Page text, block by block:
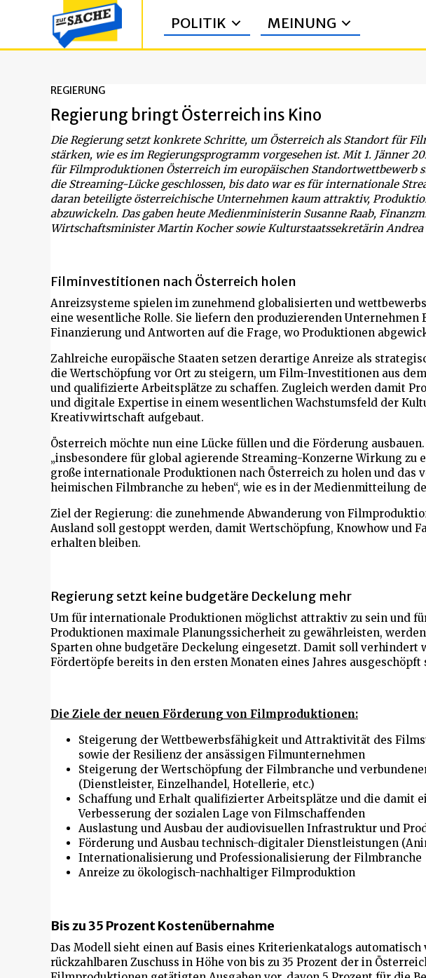
POLITIK MEINUNG
REGIERUNG
Regierung bringt Österreich ins Kino
Die Regierung setzt konkrete Schritte, um Österreich als Standort für
stärken, wie es im Regierungsprogramm vorgesehen ist. Mit 1. Jänner
für Filmproduktionen Österreich im europäischen Standortwettbewerb
die Streaming-Lücke geschlossen, bis dato war es für internationale
daran beteiligte österreichische Unternehmen kaum attraktiv,
abzuwickeln. Das gaben heute Medienministerin Susanne Raab,
Wirtschaftsminister Martin Kocher sowie Kulturstaatssekretärin Andrea
Filminvestitionen nach Österreich holen
Anreizsysteme spielen im zunehmend globalisierten und
eine wesentliche Rolle. Sie liefern den produzierenden Unternehmen
Finanzierung und Antworten auf die Frage, wo Produktionen
Zahlreiche europäische Staaten setzen derartige Anreize als
die Wertschöpfung vor Ort zu steigern, um Film-Investitionen aus
und qualifizierte Arbeitsplätze zu schaffen. Zugleich werden damit
und digitale Expertise in einem wesentlichen Wachstumsfeld der
Kreativwirtschaft aufgebaut.
Österreich möchte nun eine Lücke füllen und die Förderung
„insbesondere für global agierende Streaming-Konzerne Wirkung zu
große internationale Produktionen nach Österreich zu holen und das
heimischen Filmbranche zu heben“, wie es in der Medienmitteilung
Ziel der Regierung: die zunehmende Abwanderung von
Ausland soll gestoppt werden, damit Wertschöpfung, Knowhow und
erhalten bleiben.
Regierung setzt keine budgetäre Deckelung mehr
Um für internationale Produktionen möglichst attraktiv zu sein und
Produktionen maximale Planungssicherheit zu gewährleisten,
Sparten ohne budgetäre Deckelung eingesetzt. Damit soll verhindert
Fördertöpfe bereits in den ersten Monaten eines Jahres ausgeschöpft
Die Ziele der neuen Förderung von Filmproduktionen:
Steigerung der Wettbewerbsfähigkeit und Attraktivität des
sowie der Resilienz der ansässigen Filmunternehmen
Steigerung der Wertschöpfung der Filmbranche und
(Dienstleister, Einzelhandel, Hotellerie, etc.)
Schaffung und Erhalt qualifizierter Arbeitsplätze und die damit
Verbesserung der sozialen Lage von Filmschaffenden
Auslastung und Ausbau der audiovisuellen Infrastruktur und
Förderung und Ausbau technisch-digitaler Dienstleistungen
Internationalisierung und Professionalisierung der Filmbranche
Anreize zu ökologisch-nachhaltiger Filmproduktion
Bis zu 35 Prozent Kostenübernahme
Das Modell sieht einen auf Basis eines Kriterienkatalogs automatisch
rückzahlbaren Zuschuss in Höhe von bis zu 35 Prozent der in